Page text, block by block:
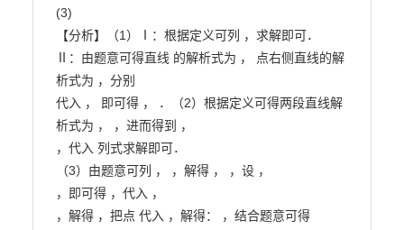
(3)
【分析】（1）Ⅰ：根据定义可列 ，求解即可．
Ⅱ：由题意可得直线 的解析式为 ， 点右侧直线的解
析式为 ，分别
代入 ， 即可得 ， ．（2）根据定义可得两段直线解
析式为 ， ，进而得到 ，
，代入 列式求解即可．
（3）由题意可列 ， ，解得 ， ，设 ，
，即可得 ，代入 ，
，解得 ，把点 代入 ，解得： ，结合题意可得